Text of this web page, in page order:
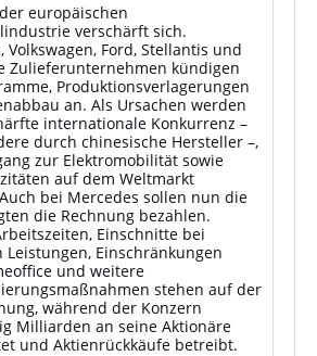
europäischen
verschärft sich.
Volkswagen, Ford, Stellantis und
Zulieferunternehmen kündigen
Produktionsverlagerungen
an. Als Ursachen werden
internationale Konkurrenz –
durch chinesische Hersteller –,
zur Elektromobilität sowie
auf dem Weltmarkt
bei Mercedes sollen nun die
die Rechnung bezahlen.
Einschnitte bei
Einschränkungen
und weitere
stehen auf der
während der Konzern
Milliarden an seine Aktionäre
und Aktienrückkäufe betreibt.